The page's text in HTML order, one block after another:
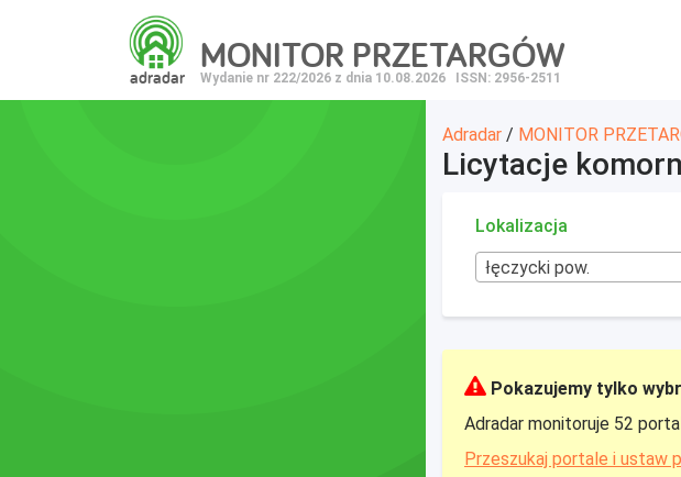
adradar
MONITOR PRZETARGÓW
Wydanie nr 222/2026 z dnia 10.08.2026 ISSN: 2956-2511
Adradar / MONITOR
Licytacje
Lokalizacja
łęczycki pow.
Pokazujemy tylko
Adradar monitoruje 52
Przeszukaj portale i ustaw